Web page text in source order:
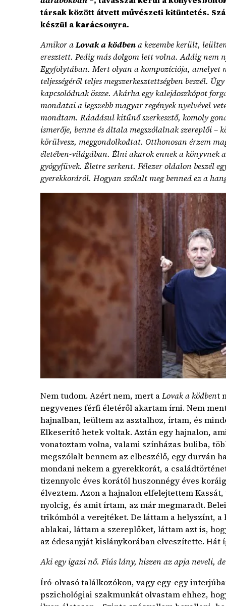
társak között átvett művészeti kitüntetés.
készül a karácsonyra.
Amikor aLovak a ködbena kezembe került,
eresztett. Pedig más dolgom lett volna. Addig nem
Egyfolytában. Mert olyan a kompozíciója, amelyet
teljességéről teljes megszerkesztettségben beszél.
kapcsolódnak össze. Akárha egy kalejdoszkópot
mondatai a legszebb magyar regények nyelvével
mondtam. Ráadásul kitűnő szerkesztő, komoly
ismerője, benne és általa megszólalnak szereplői –
körülvesz, meggondolkodtat. Otthonosan érzem
életében-világában. Élni akarok ennek a
gyógyfüvek. Életre serkent. Félezer oldalon beszél
gyerekkoráról. Hogyan szólalt meg benned ez a
Nem tudom. Azért nem, mert aLovak a ködbent
negyvenes férfi életéről akartam írni. Nem
hajnalban, leültem az asztalhoz, írtam, és
Elkeserítő hetek voltak. Aztán egy hajnalon,
vonatoztam volna, valami színházas buliba,
megszólalt bennem az elbeszélő, egy durván
mondani nekem a gyerekkorát, a
tizennyolc éves korától huszonnégy éves
élveztem. Azon a hajnalon elfelejtettem
nyolcig, és amit írtam, az már megmaradt.
trikómból a verejtéket. De láttam a helyszínt,
ablakai, láttam a szereplőket, láttam azt is,
az édesanyját kislánykorában elveszítette. Hát
Aki egy igazi nő. Fiús lány, hiszen az apja neveli,
Író-olvasó találkozókon, vagy egy-egy
pszichológiai szakmunkát olvastam ehhez,